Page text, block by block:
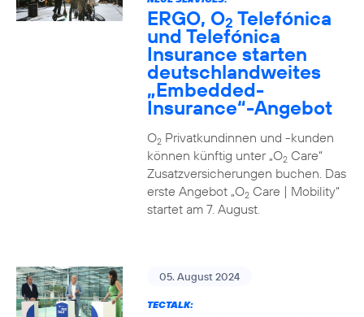
ERGO, O2 Telefónica
und Telefónica
Insurance starten
deutschlandweites
„Embedded-
Insurance“-Angebot
O2Privatkundinnen und -kunden
können künftig unter „O2Care“
Zusatzversicherungen buchen. Das
erste Angebot „O2Care | Mobility“
startet am 7. August.
05. August 2024
TECTALK: